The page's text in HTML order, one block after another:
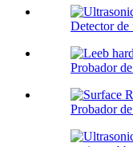
Detector
Probador
Probador